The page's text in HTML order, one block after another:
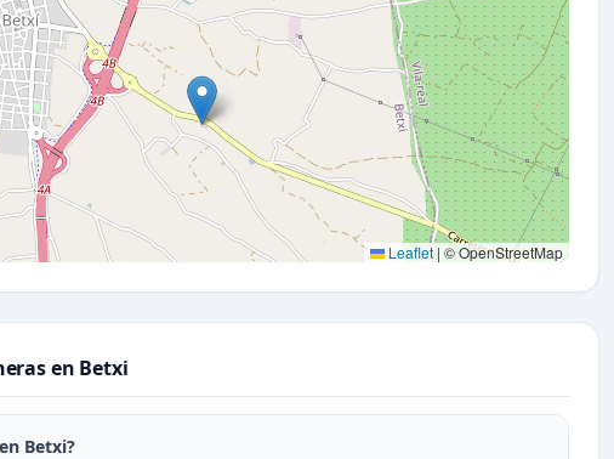
Leaflet | © OpenStreetMap
en Betxi
Betxi?